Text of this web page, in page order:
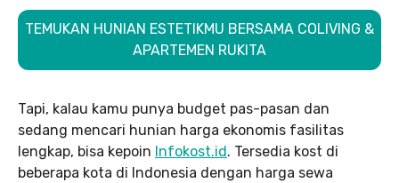
TEMUKAN HUNIAN ESTETIKMU BERSAMA COLIVING &
APARTEMEN RUKITA
Tapi, kalau kamu punya budget pas-pasan dan
sedang mencari hunian harga ekonomis fasilitas
lengkap, bisa kepoin Infokost.id . Tersedia kost di
beberapa kota di Indonesia dengan harga sewa